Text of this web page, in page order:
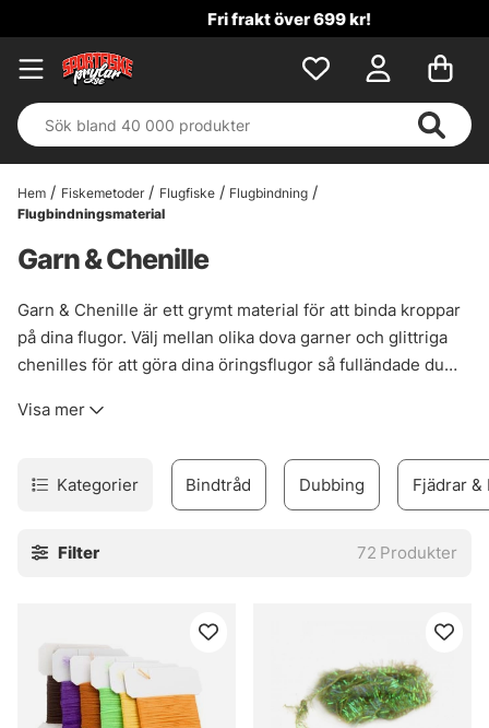
Fri frakt över 699 kr!
Hem Fiskemetoder Flugfiske
Flugbindning
Flugbindningsmaterial
Garn & Chenille
Garn & Chenille är ett grymt material för att binda kroppar
på dina flugor. Välj mellan olika dova garner och glittriga
chenilles för att göra dina öringsflugor så fulländade du
Visa mer
Kategorier Bindtråd Dubbing Fjädrar &
Filter 72 Produkter